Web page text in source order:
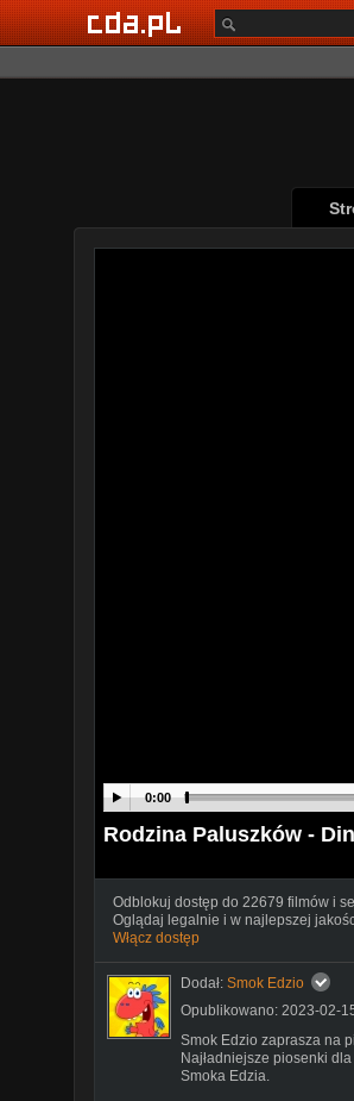
0:00
Rodzina Paluszków -
Odblokuj dostęp do 22679 filmów i
Oglądaj legalnie i w najlepszej
Włącz dostęp
Dodał: Smok Edzio
Opublikowano: 2023-02-
Smok Edzio zaprasza na
Najładniejsze piosenki
Smoka Edzia.